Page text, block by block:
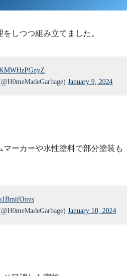
しつつ組み立てました。
January 9, 2024
ーカーや水性塗料で部分塗装も
January 10, 2024